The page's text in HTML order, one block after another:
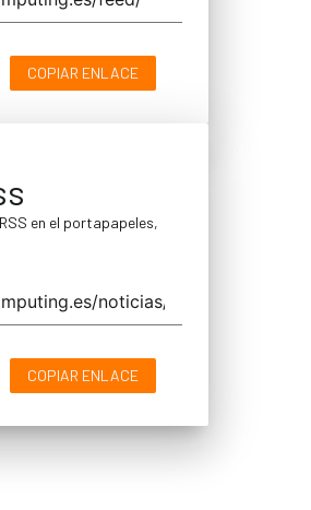
COPIAR ENLACE
en el portapapeles,
COPIAR ENLACE